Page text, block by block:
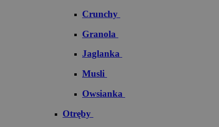
Crunchy
Granola
Jaglanka
Musli
Owsianka
Otręby